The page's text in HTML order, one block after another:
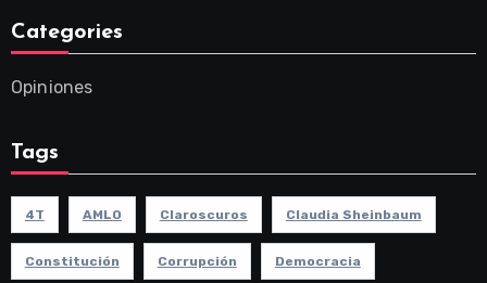
Categories
Opiniones
Tags
4T AMLO Claroscuros Claudia Sheinbaum
Constitución Corrupción Democracia